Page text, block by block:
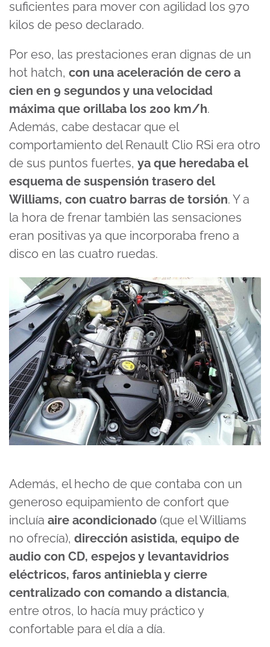
suficientes para mover con agilidad los 970
kilos de peso declarado.
Por eso, las prestaciones eran dignas de un
hot hatch, con una aceleración de cero a
cien en 9 segundos y una velocidad
máxima que orillaba los 200 km/h.
Además, cabe destacar que el
comportamiento del Renault Clio RSi era otro
de sus puntos fuertes, ya que heredaba el
esquema de suspensión trasero del
Williams, con cuatro barras de torsión. Y a
la hora de frenar también las sensaciones
eran positivas ya que incorporaba freno a
disco en las cuatro ruedas.
Además, el hecho de que contaba con un
generoso equipamiento de confort que
incluía aire acondicionado (que el Williams
no ofrecía), dirección asistida, equipo de
audio con CD, espejos y levantavidrios
eléctricos, faros antiniebla y cierre
centralizado con comando a distancia,
entre otros, lo hacía muy práctico y
confortable para el día a día.